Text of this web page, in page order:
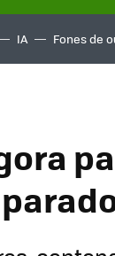
IA Fones de